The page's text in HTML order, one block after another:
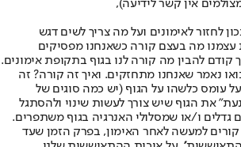
אין קשר לידיעה),
לחזור לאימונים ועל מה צריך לשים דגש
מה בעצם קורה כשאנחנו מפסיקים
קודם להבין מה קורה לנו בגוף בתקופת אימונים.
נאמר שאנחנו מתחזקים. ואיך זה קורה? זה
עומס כלשהו על הגוף (יש כמה סוגים של
את הגוף שיש צורך לעשות שינוי ולהסתגל
גדלים ו/או שמסלולי האנרגיה בגוף משתפרים.
למעשה לאחר האימון, בפרק הזמן שעד